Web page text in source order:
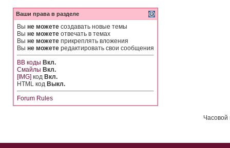
Ваши права в разделе
Вы не можете создавать новые темы
Вы не можете отвечать в темах
Вы не можете прикреплять вложения
Вы не можете редактировать свои сообщения
BB коды Вкл.
Смайлы Вкл.
[IMG] код Вкл.
HTML код Выкл.
Forum Rules
Часовой